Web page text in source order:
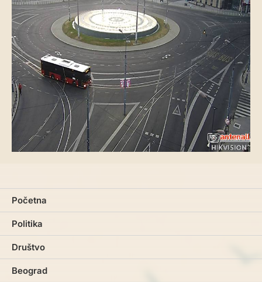
Početna
Politika
Društvo
Beograd